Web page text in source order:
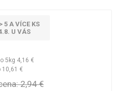
> 5 A VÍCE KS
U VÁS
5kg 4,16 €
10,61 €
2,94 €